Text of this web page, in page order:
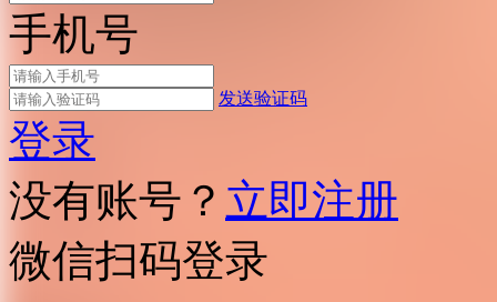
手机号
发送验证码
登录
没有账号？ 立即注册
微信扫码登录